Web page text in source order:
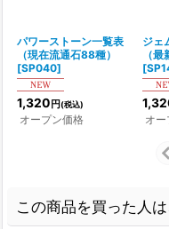
パワーストーン一覧表
（現在流通石88種）
[SP040]
1,320 円(税込)
オープン価格
ジェ
（
[
オ
この商品を買った人